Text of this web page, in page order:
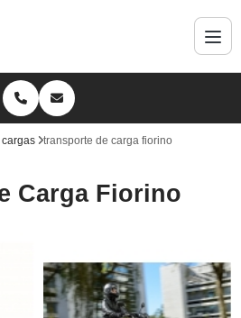
transporte de carga fiorino
Carga Fiorino